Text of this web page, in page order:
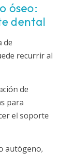
óseo:
dental
de
recurrir al
de
para
el soporte
autógeno,